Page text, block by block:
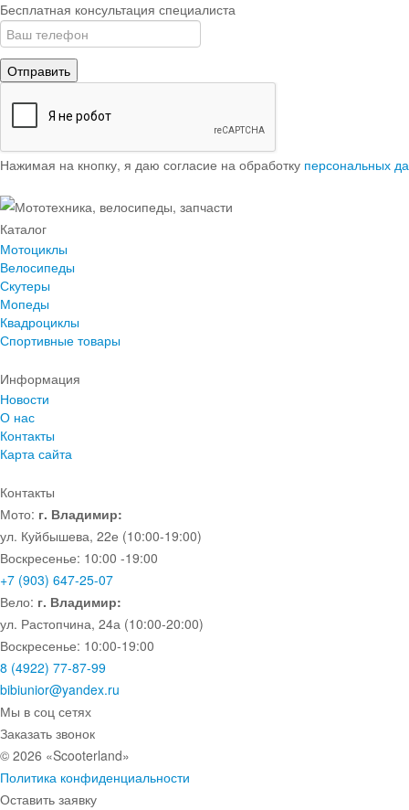
Бесплатная консультация специалиста
Отправить
Нажимая на кнопку, я даю согласие на обработку персональных
Каталог
Мотоциклы
Велосипеды
Скутеры
Мопеды
Квадроциклы
Спортивные товары
Информация
Новости
О нас
Контакты
Карта сайта
Контакты
Мото: г. Владимир:
ул. Куйбышева, 22е (10:00-19:00)
Воскресенье: 10:00 -19:00
+7 (903) 647-25-07
Вело: г. Владимир:
ул. Растопчина, 24а (10:00-20:00)
Воскресенье: 10:00-19:00
8 (4922) 77-87-99
bibiunior@yandex.ru
Мы в соц сетях
Заказать звонок
© 2026 «Scooterland»
Политика конфиденциальности
Оставить заявку